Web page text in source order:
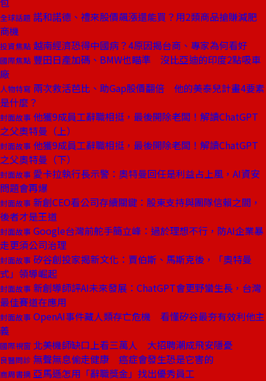
全球話題 諾和諾德、禮來股價飆漲還能買？用2類商品搶賺減肥
商機
投資焦點 越南經濟恐得中國病？4原因揭台商、專家為何看好
國際焦點 豐田日產加碼、BMW也瞄準 沒比亞迪的印度2點吸車
廠
人物特寫 兩次救活芭比、助Gap股價翻倍 他的美泰兒計畫4要素
是什麼？
封面故事 他獲9成員工辭職相挺，最後開除老闆！解讀ChatGPT
之父奧特曼（上）
封面故事 他獲9成員工辭職相挺，最後開除老闆！解讀ChatGPT
之父奧特曼（下）
封面故事 愛卡拉執行長示警：奧特曼回任是利益占上風，AI資安
問題會再爆
封面故事 新創CEO看公司存續關鍵：股東支持與團隊信賴之間，
後者才是王道
封面故事 Google台灣前舵手簡立峰：過於理想不行，防AI企業暴
走更須公司治理
封面故事 矽谷創投家揭新文化：賈伯斯、馬斯克後，「奧特曼
式」領導崛起
封面故事 新創導師評AI未來發展：ChatGPT會更野蠻生長，台灣
最佳賽道在應用
封面故事 OpenAI事件藏人類存亡危機 看懂矽谷最夯有效利他主
義
國際視窗 北美機師缺口上看三萬人 大招聘潮成飛安隱憂
良醫問診 無聲無息偷走健康 癌症會發生恐是它害的
商周書摘 亞馬遜怎用「辭職獎金」找出優秀員工